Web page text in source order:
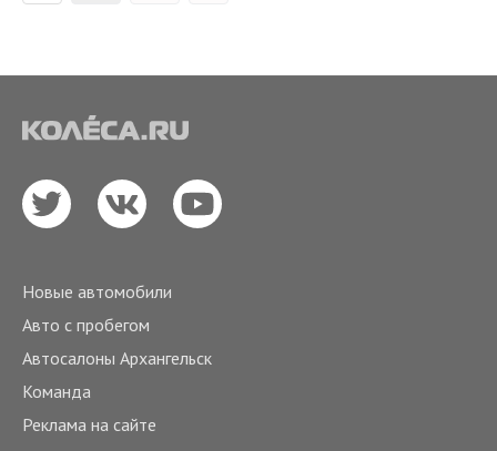
Новые автомобили
Авто с пробегом
Автосалоны Архангельск
Команда
Реклама на сайте